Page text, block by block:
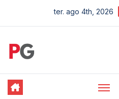
ter. ago 4th, 2026